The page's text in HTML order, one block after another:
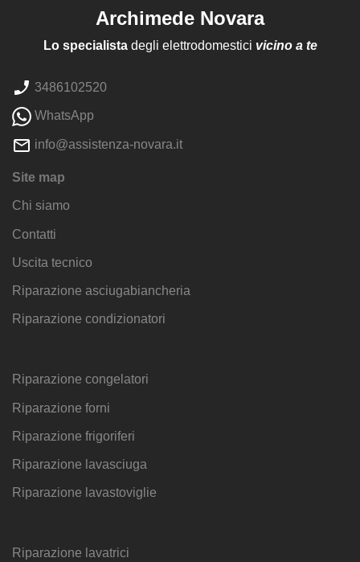
Archimede Novara
Lo specialistadegli elettrodomestici vicino a te
3486102520
WhatsApp
info@assistenza-novara.it
Site map
Chi siamo
Contatti
Uscita tecnico
Riparazione asciugabiancheria
Riparazione condizionatori
Riparazione congelatori
Riparazione forni
Riparazione frigoriferi
Riparazione lavasciuga
Riparazione lavastoviglie
Riparazione lavatrici